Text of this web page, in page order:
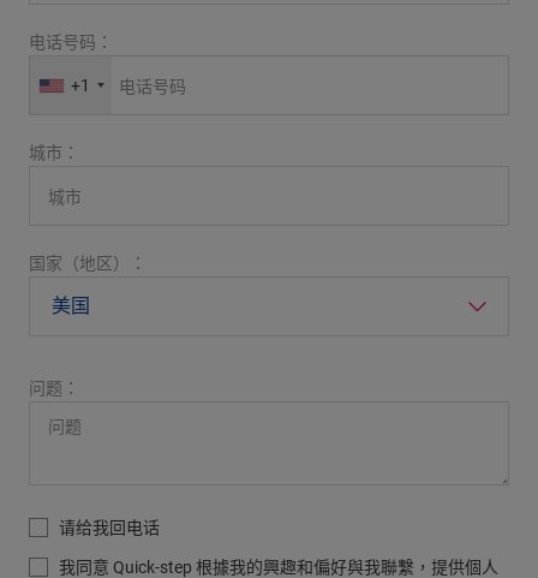
+1
电话号码：
城市：
国家（地区）：
问题：
请给我回电话
我同意 Quick-step 根據我的興趣和偏好與我聯繫，提供個人